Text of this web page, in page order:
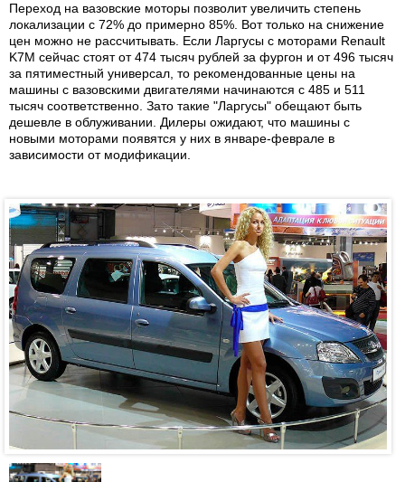
Переход на вазовские моторы позволит увеличить степень
локализации с 72% до примерно 85%. Вот только на снижение
цен можно не рассчитывать. Если Ларгусы с моторами Renault
K7M сейчас стоят от 474 тысяч рублей за фургон и от 496 тысяч
за пятиместный универсал, то рекомендованные цены на
машины с вазовскими двигателями начинаются с 485 и 511
тысяч соответственно. Зато такие "Ларгусы" обещают быть
дешевле в облуживании. Дилеры ожидают, что машины с
новыми моторами появятся у них в январе-феврале в
зависимости от модификации.